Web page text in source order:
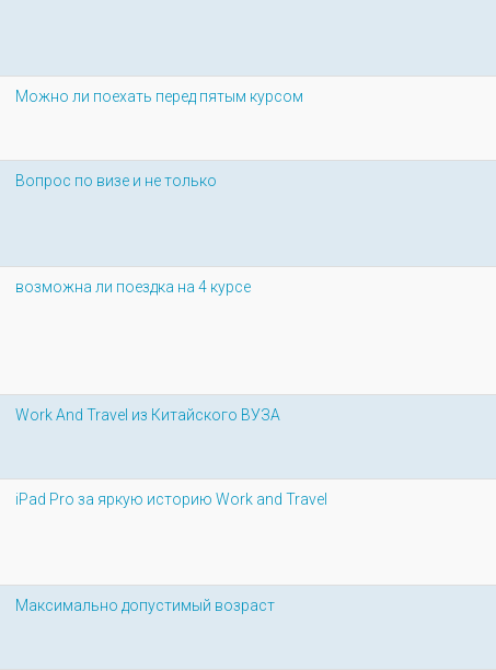
Можно ли поехать перед пятым курсом
Вопрос по визе и не только
возможна ли поездка на 4 курсе
Work And Travel из Китайского ВУЗА
iPad Pro за яркую историю Work and Travel
Максимально допустимый возраст